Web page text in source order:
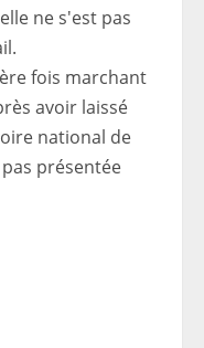
fois marchant
avoir laissé
national de
pas présentée